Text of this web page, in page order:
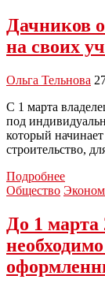
будет
на
на
участке
Дачников
на своих
Ольга Тельнова
С 1 марта
под
который
строительство,
Подробнее
обяжут
на
Общество
До 1 марта